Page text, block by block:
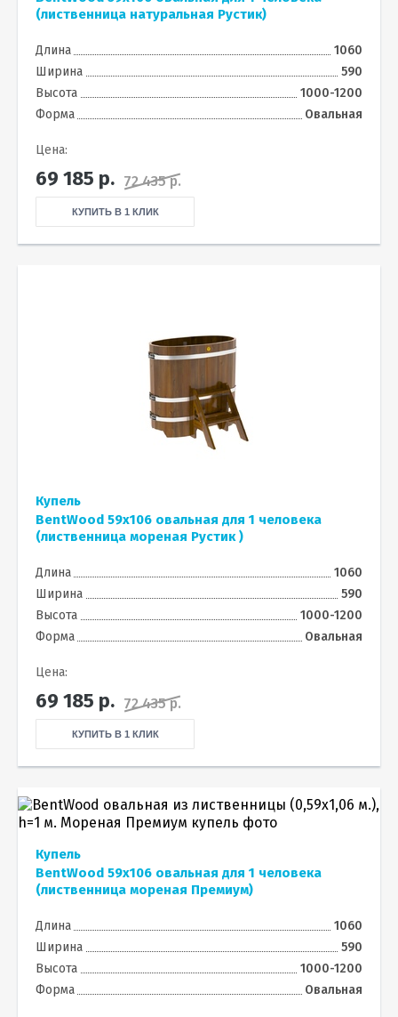
(лиственница натуральная Рустик)
Длина
1060
Ширина
590
Высота
1000-1200
Форма
Овальная
Цена:
69 185 р. 72 435 р.
КУПИТЬ В 1 КЛИК
Купель
BentWood 59х106 овальная для 1 человека
(лиственница мореная Рустик )
Длина
1060
Ширина
590
Высота
1000-1200
Форма
Овальная
Цена:
69 185 р. 72 435 р.
КУПИТЬ В 1 КЛИК
Купель
BentWood 59х106 овальная для 1 человека
(лиственница мореная Премиум)
Длина
1060
Ширина
590
Высота
1000-1200
Форма
Овальная